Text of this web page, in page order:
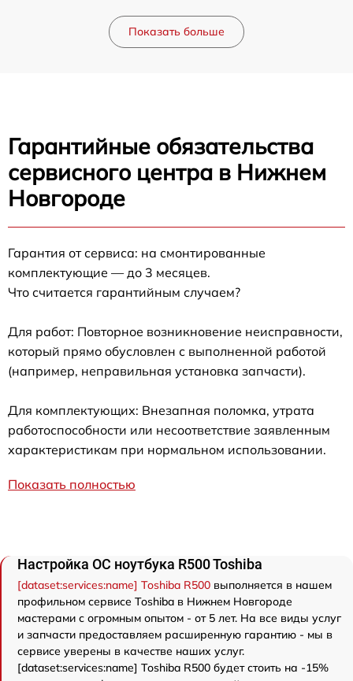
Показать больше
Гарантийные обязательства
сервисного центра в Нижнем
Новгороде
Гарантия от сервиса: на смонтированные
комплектующие — до 3 месяцев.
Что считается гарантийным случаем?
Для работ: Повторное возникновение неисправности,
который прямо обусловлен с выполненной работой
(например, неправильная установка запчасти).
Для комплектующих: Внезапная поломка, утрата
работоспособности или несоответствие заявленным
характеристикам при нормальном использовании.
Показать полностью
Настройка ОС ноутбука R500 Toshiba
[dataset:services:name] Toshiba R500 выполняется в нашем
профильном сервисе Toshiba в Нижнем Новгороде
мастерами с огромным опытом - от 5 лет. На все виды услуг
и запчасти предоставляем расширенную гарантию - мы в
сервисе уверены в качестве наших услуг.
[dataset:services:name] Toshiba R500 будет стоить на -15%